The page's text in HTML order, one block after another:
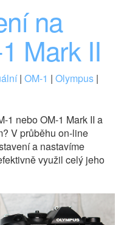
na
Mark II
| OM-1 | Olympus |
1 nebo OM-1 Mark II a
V průběhu on-line
a nastavíme
využil celý jeho